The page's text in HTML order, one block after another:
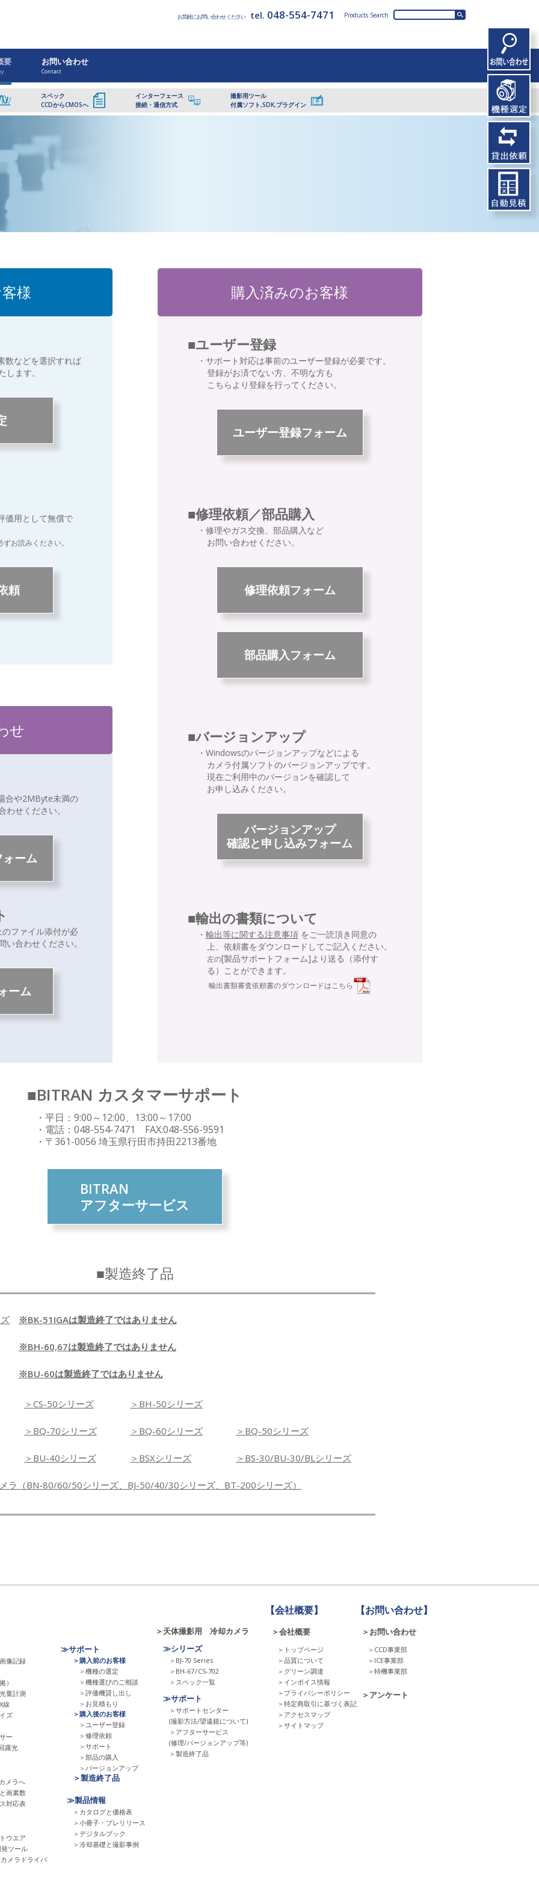
お気軽にお問い合わせください tel. 048-554-7471 Products Search
要 お問い合わせ
Contact
スペック
CCDからCMOSへ
インターフェース
接続・通信方式
撮影用ツール
付属ソフト,SDK,プラグイン
様
数などを選択すれば
します。
価用として無償で
お読みください。
頼
せ
合や2MByte未満の
せください。
ーム
ファイル添付が必
合わせください。
ーム
購入済みのお客様
■ユーザー登録
・サポート対応は事前のユーザー登録が必要です。
登録がお済でない方、不明な方も
こちらより登録を行ってください。
ユーザー登録フォーム
■修理依頼／部品購入
・修理やガス交換、部品購入など
お問い合わせください。
修理依頼フォーム
部品購入フォーム
■バージョンアップ
・Windowsのバージョンアップなどによる
カメラ付属ソフトのバージョンアップです。
現在ご利用中のバージョンを確認して
お申し込みください。
バージョンアップ
確認と申し込みフォーム
■輸出の書類について
・ 輸出等に関する注意事項をご一読頂き同意の
上、依頼書をダウンロードしてご記入ください。
左の[製品サポートフォーム]より送る（添付す
る）ことができます。
輸出書類審査依頼書のダウンロードはこちら
■BITRAN カスタマーサポート
・平日：9:00～12:00、13:00～17:00
・電話：048-554-7471 FAX:048-556-9591
・〒361-0056 埼玉県行田市持田2213番地
BITRAN
アフターサービス
■製造終了品
※BK-51IGAは製造終了ではありません
※BH-60,67は製造終了ではありません
※BU-60は製造終了ではありません
＞CS-50シリーズ
＞BQ-70シリーズ
＞BU-40シリーズ
＞BH-50シリーズ
＞BQ-60シリーズ
＞BSXシリーズ
＞BQ-50シリーズ
＞BS-30/BU-30/BLシリーズ
ラ（BN-80/60/50シリーズ、BJ-50/40/30シリーズ、BT-200シリーズ）
像記録
）
量計測
線
ズ
ー
露光
メラへ
画素数
対応表
ウエア
ツール
メラドライバ
≫サポート
＞購入前のお客様
＞機種の選定
＞機種選びのご相談
＞評価機貸し出し
＞お見積もり
＞購入後のお客様
＞ユーザー登録
＞修理依頼
＞サポート
＞部品の購入
＞バージョンアップ
＞製造終了品
≫製品情報
＞カタログと価格表
＞小冊子・プレリリース
＞デジタルブック
＞冷却基礎と撮影事例
＞天体撮影用 冷却カメラ
≫シリーズ
＞BJ-70 Series
＞BH-67/CS-702
＞スペック一覧
≫サポート
＞サポートセンター
(撮影方法/望遠鏡について)
＞アフターサービス
(修理/バージョンアップ等)
＞製造終了品
【会社概要】
＞会社概要
＞トップページ
＞品質について
＞グリーン調達
＞インボイス情報
＞プライバシーポリシー
＞特定商取引に基づく表記
＞アクセスマップ
＞サイトマップ
【お問い合わせ】
＞お問い合わせ
＞CCD事業部
＞ICE事業部
＞特機事業部
＞アンケート